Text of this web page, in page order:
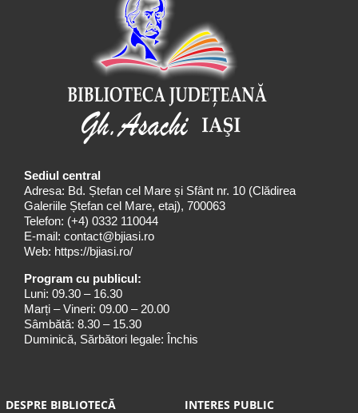
Sediul central
Adresa: Bd. Ștefan cel Mare și Sfânt nr. 10 (Clădirea
Galeriile Ștefan cel Mare, etaj), 700063
Telefon: (+4) 0332 110044
E-mail: contact@bjiasi.ro
Web: https://bjiasi.ro/
Program cu publicul:
Luni: 09.30 – 16.30
Marți – Vineri: 09.00 – 20.00
Sâmbătă: 8.30 – 15.30
Duminică, Sărbători legale: Închis
DESPRE BIBLIOTECĂ INTERES PUBLIC